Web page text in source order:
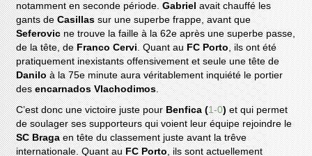
notamment en seconde période.Gabrielavait chauffé les
gants deCasillassur une superbe frappe, avant que
Seferovicne trouve la faille à la 62e après une superbe passe,
de la tête, de Franco Cervi . Quant au FC Porto , ils ont été
pratiquement inexistants offensivement et seule une tête de
Daniloà la 75e minute aura véritablement inquiété le portier
desencarnados Vlachodimos
C’est donc une victoire juste pour Benfica (1-0)et qui permet
de soulager ses supporteurs qui voient leur équipe rejoindre le
SC Braga en tête du classement juste avant la trêve
internationale. Quant au FC Porto , ils sont actuellement